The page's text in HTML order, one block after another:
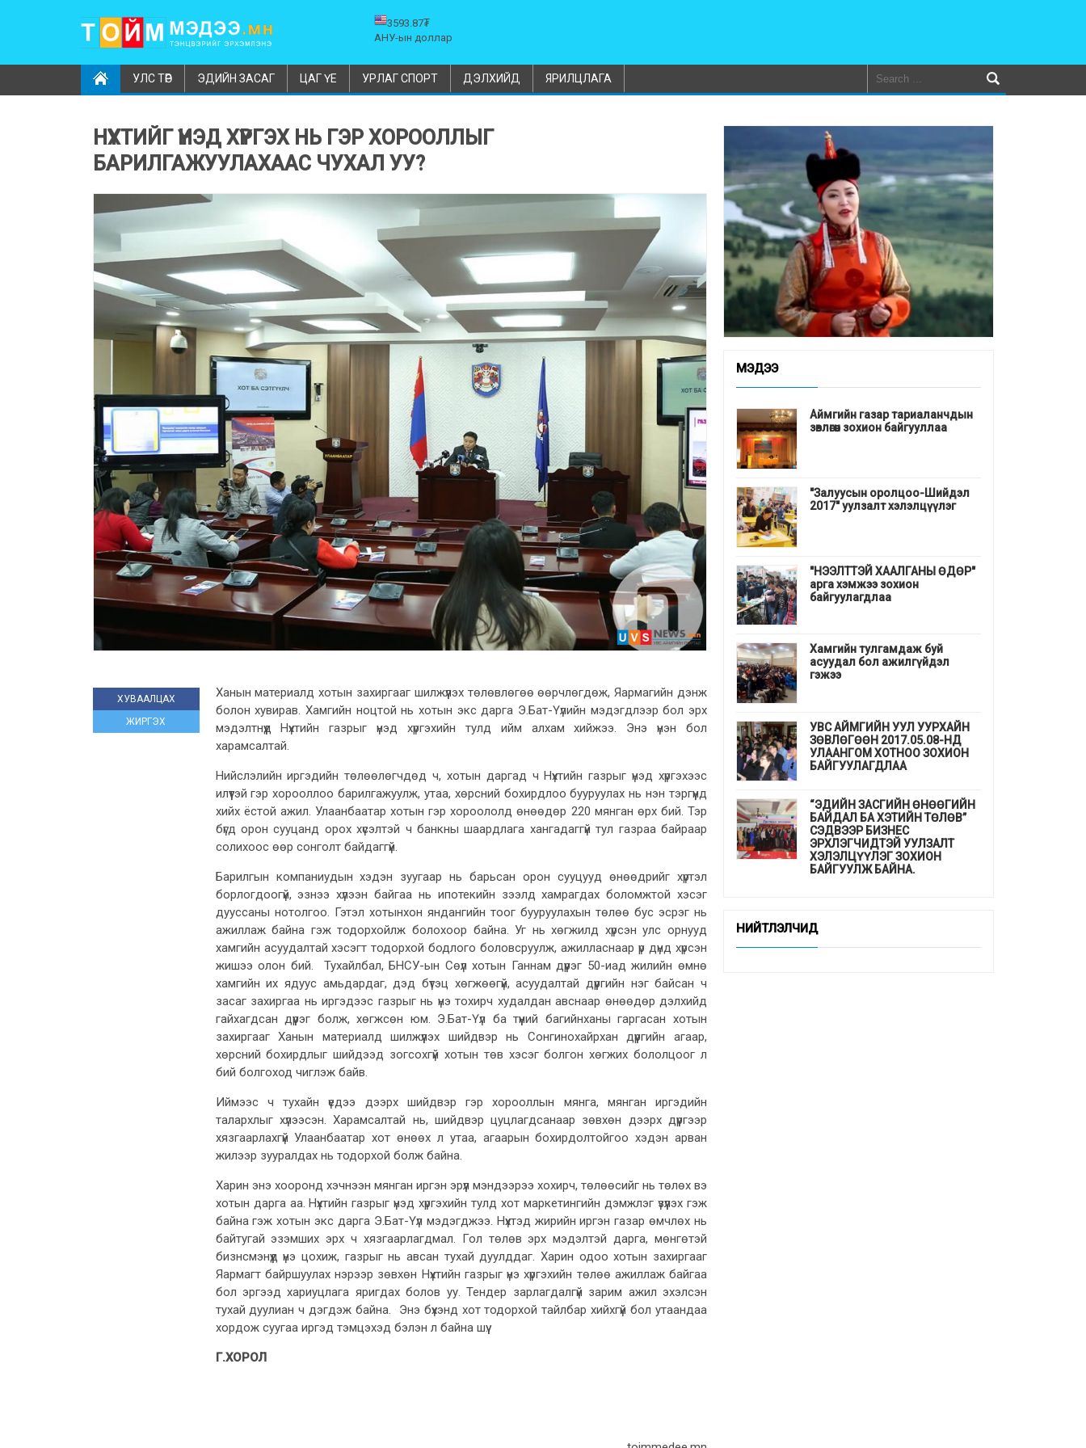
3593.87₮
АНУ-ын доллар
УЛС ТӨР ЭДИЙН ЗАСАГ ЦАГ ҮЕ УРЛАГ СПОРТ ДЭЛХИЙД ЯРИЛЦЛАГА
МЭДЭЭ
Аймгийн газар тариаланчдын
зөвлөгөөн зохион байгууллаа
"Залуусын оролцоо-Шийдэл
2017" уулзалт хэлэлцүүлэг
"НЭЭЛТТЭЙ ХААЛГАНЫ ӨДӨР"
арга хэмжээ зохион
байгуулагдлаа
Хамгийн тулгамдаж буй
асуудал бол ажилгүйдэл
гэжээ
УВС АЙМГИЙН УУЛ УУРХАЙН
ЗӨВЛӨГӨӨН 2017.05.08-НД
УЛААНГОМ ХОТНОО ЗОХИОН
БАЙГУУЛАГДЛАА
“ЭДИЙН ЗАСГИЙН ӨНӨӨГИЙН
БАЙДАЛ БА ХЭТИЙН ТӨЛӨВ”
СЭДВЭЭР БИЗНЕС
ЭРХЛЭГЧИДТЭЙ УУЛЗАЛТ
ХЭЛЭЛЦҮҮЛЭГ ЗОХИОН
БАЙГУУЛЖ БАЙНА.
сануулав
НИЙТЛЭЛЧИД
НҮХТИЙГ ҮНЭД ХҮРГЭХ НЬ ГЭР ХОРООЛЛЫГ
БАРИЛГАЖУУЛАХААС ЧУХАЛ УУ?
ХУВААЛЦАХ
ЖИРГЭХ
Ханын материалд хотын захиргааг шилжүүлэх төлөвлөгөө өөрчлөгдөж, Яармагийн дэнж
болон хувирав. Хамгийн ноцтой нь хотын экс дарга Э.Бат-Үүлийн мэдэгдлээр бол эрх
мэдэлтнүүд Нүхтийн газрыг үнэд хүргэхийн тулд ийм алхам хийжээ. Энэ үнэн бол
харамсалтай.
Нийслэлийн иргэдийн төлөөлөгчдөд ч, хотын даргад ч Нүхтийн газрыг үнэд хүргэхээс
илүүтэй гэр хорооллоо барилгажуулж, утаа, хөрсний бохирдлоо бууруулах нь нэн тэргүүнд
хийх ёстой ажил. Улаанбаатар хотын гэр хороололд өнөөдөр 220 мянган өрх бий. Тэр
бүгд орон сууцанд орох хүсэлтэй ч банкны шаардлага хангадаггүй тул газраа байраар
солихоос өөр сонголт байдаггүй.
Барилгын компаниудын хэдэн зуугаар нь барьсан орон сууцууд өнөөдрийг хүртэл
борлогдоогүй, эзнээ хүлээн байгаа нь ипотекийн зээлд хамрагдах боломжтой хэсэг
дууссаны нотолгоо. Гэтэл хотынхон яндангийн тоог бууруулахын төлөө бус эсрэг нь
ажиллаж байна гэж тодорхойлж болохоор байна. Уг нь хөгжилд хүрсэн улс орнууд
хамгийн асуудалтай хэсэгт тодорхой бодлого боловсруулж, ажилласнаар үр дүнд хүрсэн
жишээ олон бий. Тухайлбал, БНСУ-ын Сөүл хотын Ганнам дүүрэг 50-иад жилийн өмнө
хамгийн их ядуус амьдардаг, дэд бүтэц хөгжөөгүй, асуудалтай дүүргийн нэг байсан ч
засаг захиргаа нь иргэдээс газрыг нь үнэ тохирч худалдан авснаар өнөөдөр дэлхийд
гайхагдсан дүүрэг болж, хөгжсөн юм. Э.Бат-Үүл ба түүний багийнханы гаргасан хотын
захиргааг Ханын материалд шилжүүлэх шийдвэр нь Сонгинохайрхан дүүргийн агаар,
хөрсний бохирдлыг шийдээд зогсохгүй хотын төв хэсэг болгон хөгжих бололцоог л
бий болгоход чиглэж байв.
Иймээс ч тухайн үедээ дээрх шийдвэр гэр хорооллын мянга, мянган иргэдийн
талархлыг хүлээсэн. Харамсалтай нь, шийдвэр цуцлагдсанаар зөвхөн дээрх дүүргээр
хязгаарлахгүй Улаанбаатар хот өнөөх л утаа, агаарын бохирдолтойгоо хэдэн арван
жилээр зууралдах нь тодорхой болж байна.
Харин энэ хооронд хэчнээн мянган иргэн эрүүл мэндээрээ хохирч, төлөөсийг нь төлөх вэ
хотын дарга аа. Нүхтийн газрыг үнэд хүргэхийн тулд хот маркетингийн дэмжлэг үзүүлэх гэж
байна гэж хотын экс дарга Э.Бат-Үүл мэдэгджээ. Нүхтэд жирийн иргэн газар өмчлөх нь
байтугай эзэмших эрх ч хязгаарлагдмал. Гол төлөв эрх мэдэлтэй дарга, мөнгөтэй
бизнсмэнүүд үнэ цохиж, газрыг нь авсан тухай дуулддаг. Харин одоо хотын захиргааг
Яармагт байршуулах нэрээр зөвхөн Нүхтийн газрыг үнэ хүргэхийн төлөө ажиллаж байгаа
бол эргээд хариуцлага яригдах болов уу. Тендер зарлагдалгүй зарим ажил эхэлсэн
тухай дуулиан ч дэгдэж байна. Энэ бүхэнд хот тодорхой тайлбар хийхгүй бол утаандаа
хордож суугаа иргэд тэмцэхэд бэлэн л байна шүү.
Г.ХОРОЛ